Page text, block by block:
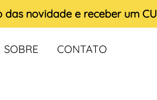
novidade e receber um
SOBRE CONTATO